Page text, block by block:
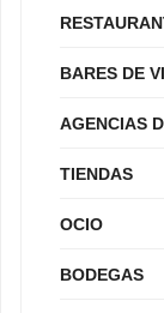
BARES DE
AGENCIAS
TIENDAS
OCIO
BODEGAS